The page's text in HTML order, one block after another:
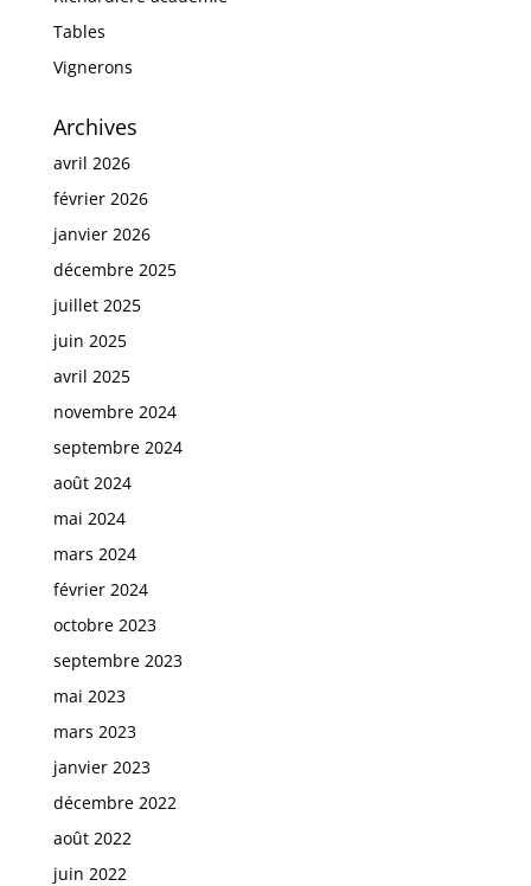
Tables
Vignerons
Archives
avril 2026
février 2026
janvier 2026
décembre 2025
juillet 2025
juin 2025
avril 2025
novembre 2024
septembre 2024
août 2024
mai 2024
mars 2024
février 2024
octobre 2023
septembre 2023
mai 2023
mars 2023
janvier 2023
décembre 2022
août 2022
juin 2022